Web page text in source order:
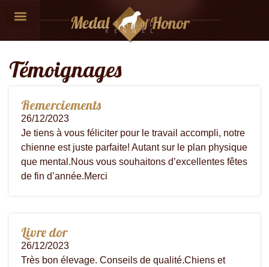
ROTTWEILER
KENNEL
Témoignages
Remerciements
26/12/2023
Je tiens à vous féliciter pour le travail accompli, notre
chienne est juste parfaite! Autant sur le plan physique
que mental.Nous vous souhaitons d’excellentes fêtes
de fin d’année.Merci
Livre dor
26/12/2023
Très bon élevage. Conseils de qualité.Chiens et